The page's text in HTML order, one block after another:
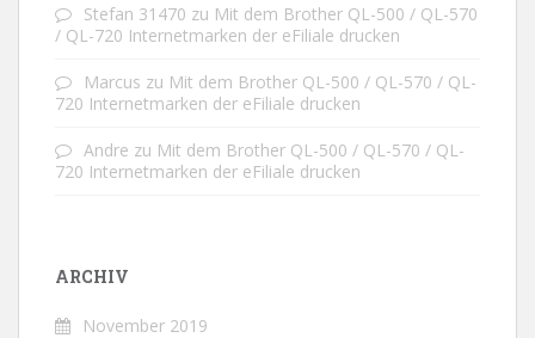
Stefan 31470 zu Mit dem Brother QL-500 / QL-570
/ QL-720 Internetmarken der eFiliale drucken
Marcus zu Mit dem Brother QL-500 / QL-570 / QL-
720 Internetmarken der eFiliale drucken
Andre zu Mit dem Brother QL-500 / QL-570 / QL-
720 Internetmarken der eFiliale drucken
ARCHIV
November 2019